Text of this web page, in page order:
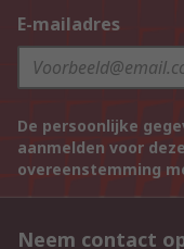
E-mailadres
De persoonlijke
aanmelden voor
overeenstemming
Neem contact